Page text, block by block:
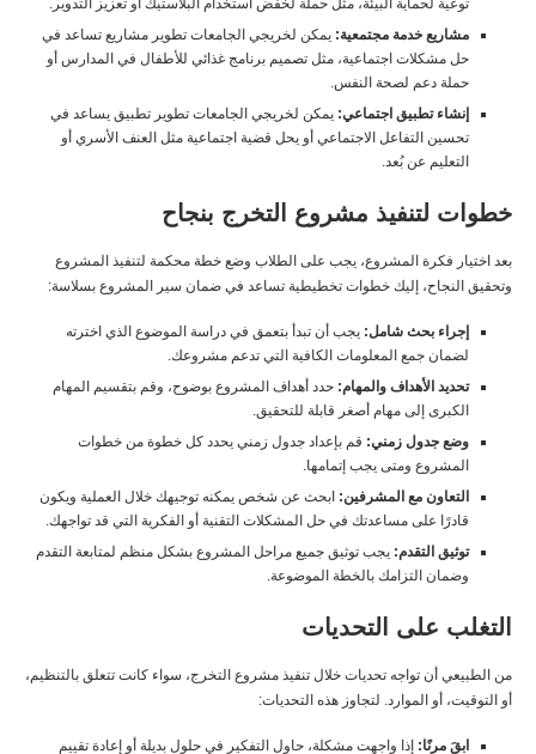
توعية لحماية البيئة، مثل حملة لخفض استخدام البلاستيك أو تعزيز التدوير.
مشاريع خدمة مجتمعية: يمكن لخريجي الجامعات تطوير مشاريع تساعد في
حل مشكلات اجتماعية، مثل تصميم برنامج غذائي للأطفال في المدارس أو
حملة دعم لصحة النفس.
إنشاء تطبيق اجتماعي: يمكن لخريجي الجامعات تطوير تطبيق يساعد في
تحسين التفاعل الاجتماعي أو يحل قضية اجتماعية مثل العنف الأسري أو
التعليم عن بُعد.
خطوات لتنفيذ مشروع التخرج بنجاح
بعد اختيار فكرة المشروع، يجب على الطلاب وضع خطة محكمة لتنفيذ المشروع
وتحقيق النجاح، إليك خطوات تخطيطية تساعد في ضمان سير المشروع بسلاسة:
إجراء بحث شامل: يجب أن تبدأ بتعمق في دراسة الموضوع الذي اخترته
لضمان جمع المعلومات الكافية التي تدعم مشروعك.
تحديد الأهداف والمهام: حدد أهداف المشروع بوضوح، وقم بتقسيم المهام
الكبرى إلى مهام أصغر قابلة للتحقيق.
وضع جدول زمني: قم بإعداد جدول زمني يحدد كل خطوة من خطوات
المشروع ومتى يجب إتمامها.
التعاون مع المشرفين: ابحث عن شخص يمكنه توجيهك خلال العملية ويكون
قادرًا على مساعدتك في حل المشكلات التقنية أو الفكرية التي قد تواجهك.
توثيق التقدم: يجب توثيق جميع مراحل المشروع بشكل منظم لمتابعة التقدم
وضمان التزامك بالخطة الموضوعة.
التغلب على التحديات
من الطبيعي أن تواجه تحديات خلال تنفيذ مشروع التخرج، سواء كانت تتعلق بالتنظيم،
أو التوقيت، أو الموارد. لتجاوز هذه التحديات:
ابقَ مرنًا: إذا واجهت مشكلة، حاول التفكير في حلول بديلة أو إعادة تقييم